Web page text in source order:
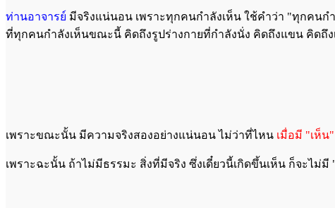
ท่านอาจารย์ มีจริงแน่นอน เพราะทุกคนกำลังเห็น ใช้คำว่า "ทุกคนก
ที่ทุกคนกำลังเห็นขณะนี้ คิดถึงรูปร่างกายที่กำลังนั่ง คิดถึงแขน คิดถึง
เพราะขณะนั้น มีความจริงสองอย่างแน่นอน ไม่ว่าที่ไหน เมื่อมี "เห็น
เพราะฉะนั้น ถ้าไม่มีธรรมะ สิ่งที่มีจริง ซึ่งเดี๋ยวนี้เกิดขึ้นเห็น ก็จะไม่